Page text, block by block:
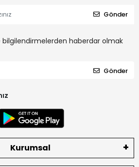
Gönder
haberdar olmak
Gönder
Kurumsal